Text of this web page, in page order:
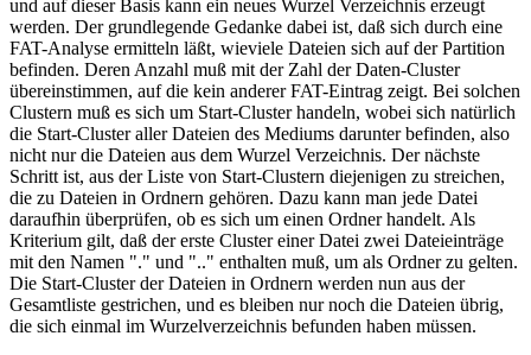
und auf dieser Basis kann ein neues Wurzel Verzeichnis erzeugt
werden. Der grundlegende Gedanke dabei ist, daß sich durch eine
FAT-Analyse ermitteln läßt, wieviele Dateien sich auf der Partition
befinden. Deren Anzahl muß mit der Zahl der Daten-Cluster
übereinstimmen, auf die kein anderer FAT-Eintrag zeigt. Bei solchen
Clustern muß es sich um Start-Cluster handeln, wobei sich natürlich
die Start-Cluster aller Dateien des Mediums darunter befinden, also
nicht nur die Dateien aus dem Wurzel Verzeichnis. Der nächste
Schritt ist, aus der Liste von Start-Clustern diejenigen zu streichen,
die zu Dateien in Ordnern gehören. Dazu kann man jede Datei
daraufhin überprüfen, ob es sich um einen Ordner handelt. Als
Kriterium gilt, daß der erste Cluster einer Datei zwei Dateieinträge
mit den Namen "." und ".." enthalten muß, um als Ordner zu gelten.
Die Start-Cluster der Dateien in Ordnern werden nun aus der
Gesamtliste gestrichen, und es bleiben nur noch die Dateien übrig,
die sich einmal im Wurzelverzeichnis befunden haben müssen.